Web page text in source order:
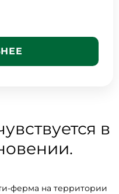
в
ферма на территории